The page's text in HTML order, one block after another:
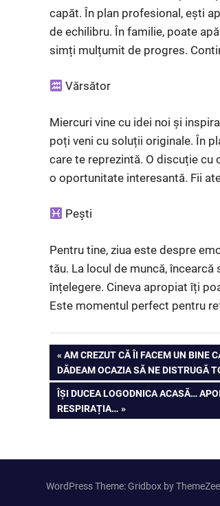
capăt. În plan profesional, ești
de echilibru. În familie, poate
simți mulțumit de progres.
Vărsător
Miercuri vine cu idei noi și
poți veni cu soluții originale. În
care te reprezintă. O discuție cu
o oportunitate interesantă. Fii
Pești
Pentru tine, ziua este despre
tău. La locul de muncă,
înțelegere. Cineva apropiat îți
Este momentul perfect pentru
Post
navigation
PREVIOUS
POST:
AM CREZUT CĂ ÎI FACEM UN BINE
DĂDEAM OCAZIA SĂ NE DISTRUGĂ
NEXT
POST:
ÎȘI DUCEA LOGODNICA ACASĂ…
RESPIRAȚIA…
WordPress Theme: Gridbox by